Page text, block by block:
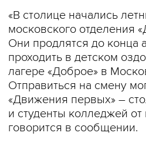
«В столице начались
московского отделения
Они продлятся до конца
проходить в детском
лагере «Доброе» в
Отправиться на смену
«Движения первых» –
и студенты колледжей от
говорится в сообщении.